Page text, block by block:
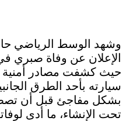
وشهد الوسط الرياضي
الإعلان عن وفاة صبري
حيث كشفت مصادر أمنية
سيارته بأحد الطرق
بشكل مفاجئ قبل أن
تحت الإنشاء، ما أدى